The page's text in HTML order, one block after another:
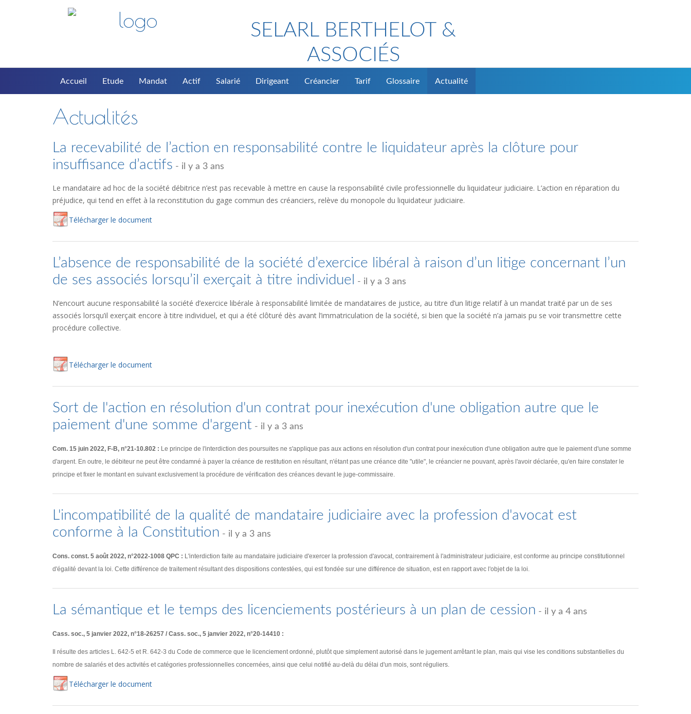
SELARL BERTHELOT &
ASSOCIÉS
Accueil Etude Mandat Actif Salarié Dirigeant Créancier Tarif Glossaire Actualité
Actualités
La recevabilité de l’action en responsabilité contre le liquidateur après la clôture pour
insuffisance d’actifs - il y a 3 ans
Le mandataire ad hoc de la société débitrice n’est pas recevable à mettre en cause la responsabilité civile professionnelle du liquidateur judiciaire. L’action en réparation du
préjudice, qui tend en effet à la reconstitution du gage commun des créanciers, relève du monopole du liquidateur judiciaire.
Télécharger le document
L’absence de responsabilité de la société d’exercice libéral à raison d’un litige concernant l’un
de ses associés lorsqu’il exerçait à titre individuel
- il y a 3 ans
N’encourt aucune responsabilité la société d’exercice libérale à responsabilité limitée de mandataires de justice, au titre d’un litige relatif à un mandat traité par un de ses
associés lorsqu’il exerçait encore à titre individuel, et qui a été clôturé dès avant l’immatriculation de la société, si bien que la société n’a jamais pu se voir transmettre cette
procédure collective.
Télécharger le document
Sort de l'action en résolution d'un contrat pour inexécution d'une obligation autre que le
paiement d'une somme d'argent - il y a 3 ans
Com. 15 juin 2022, F-B, n°21-10.802 : Le principe de l'interdiction des poursuites ne s'applique pas aux actions en résolution d'un contrat pour inexécution d'une obligation autre que le paiement d'une somme
d'argent. En outre, le débiteur ne peut être condamné à payer la créance de restitution en résultant, n'étant pas une créance dite "utile", le créancier ne pouvant, après l'avoir déclarée, qu'en faire constater le
principe et fixer le montant en suivant exclusivement la procédure de vérification des créances devant le juge-commissaire.
L'incompatibilité de la qualité de mandataire judiciaire avec la profession d'avocat est
conforme à la Constitution - il y a 3 ans
Cons. const. 5 août 2022, n°2022-1008 QPC : L'interdiction faite au mandataire judiciaire d'exercer la profession d'avocat, contrairement à l'administrateur judiciaire, est conforme au principe constitutionnel
d'égalité devant la loi. Cette différence de traitement résultant des dispositions contestées, qui est fondée sur une différence de situation, est en rapport avec l'objet de la loi.
La sémantique et le temps des licenciements postérieurs à un plan de cession - il y a 4 ans
Cass. soc., 5 janvier 2022, n°18-26257 / Cass. soc., 5 janvier 2022, n°20-14410 :
Il résulte des articles L. 642-5 et R. 642-3 du Code de commerce que le licenciement ordonné, plutôt que simplement autorisé dans le jugement arrêtant le plan, mais qui vise les conditions substantielles du
nombre de salariés et des activités et catégories professionnelles concernées, ainsi que celui notifié au-delà du délai d'un mois, sont réguliers.
Télécharger le document